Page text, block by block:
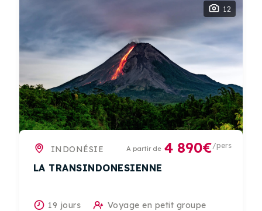
12
INDONÉSIE A partir de 4 890€/pers
LA TRANSINDONESIENNE
19 jours Voyage en petit groupe